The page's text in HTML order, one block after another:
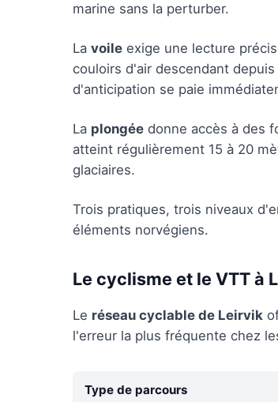
marine sans la perturber.
La voile exige une lecture
couloirs d'air descendant
d'anticipation se paie
La plongée donne accès à des
atteint régulièrement 15 à 20
glaciaires.
Trois pratiques, trois niveaux
éléments norvégiens.
Le cyclisme et le VTT à
Le réseau cyclable de Leirvik
l'erreur la plus fréquente chez
Type de parcours